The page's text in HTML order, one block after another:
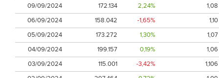
09/09/2024
172.134 2,24%
1,08
06/09/2024
158.042 -1,65%
1,10
05/09/2024
173.272 1,30%
1,07
04/09/2024
199.157 0,19%
1,06
03/09/2024
115.001 -3,42%
1,106